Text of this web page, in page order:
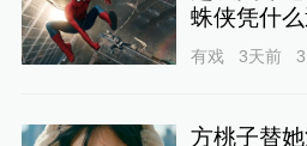
蛛侠凭什
有戏 3天前
方桃子替